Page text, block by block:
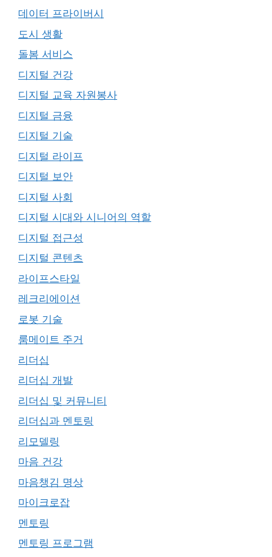
데이터 프라이버시
도시 생활
돌봄 서비스
디지털 건강
디지털 교육 자원봉사
디지털 금융
디지털 기술
디지털 라이프
디지털 보안
디지털 사회
디지털 시대와 시니어의 역할
디지털 접근성
디지털 콘텐츠
라이프스타일
레크리에이션
로봇 기술
룸메이트 주거
리더십
리더십 개발
리더십 및 커뮤니티
리더십과 멘토링
리모델링
마음 건강
마음챙김 명상
마이크로잡
멘토링
멘토링 프로그램